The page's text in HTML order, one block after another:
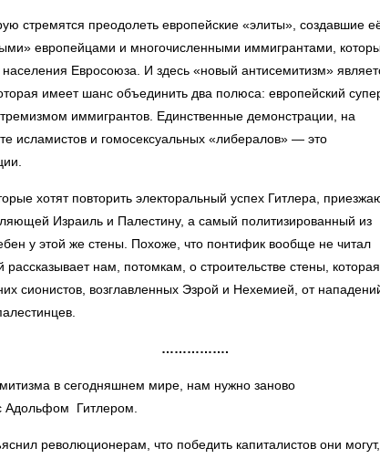
стремятся преодолеть европейские «элиты», создавшие
европейцами и многочисленными иммигрантами,
населения Евросоюза. И здесь «новый антисемитизм»
имеет шанс объединить два полюса: европейский
иммигрантов. Единственные демонстрации, на
исламистов и гомосексуальных «либералов» — это
хотят повторить электоральный успех Гитлера,
Израиль и Палестину, а самый политизированный из
у этой же стены. Похоже, что понтифик вообще не читал
рассказывает нам, потомкам, о строительстве стены, которая
сионистов, возглавленных Эзрой и Нехемией, от
…………….
в сегодняшнем мире, нам нужно заново
Адольфом Гитлером.
революционерам, что победить капиталистов они могут,